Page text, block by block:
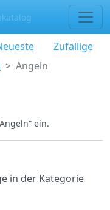
Zufällige
Angeln
ein.
in der Kategorie